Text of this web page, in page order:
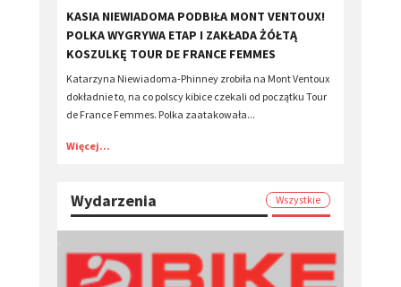
KASIA NIEWIADOMA PODBIŁA MONT VENTOUX!
POLKA WYGRYWA ETAP I ZAKŁADA ŻÓŁTĄ
KOSZULKĘ TOUR DE FRANCE FEMMES
Katarzyna Niewiadoma-Phinney zrobiła na Mont Ventoux
dokładnie to, na co polscy kibice czekali od początku Tour
de France Femmes. Polka zaatakowała...
Więcej...
Wydarzenia Wszystkie